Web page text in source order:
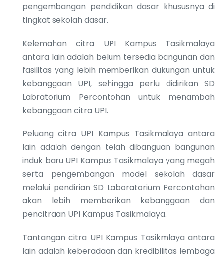
pengembangan pendidikan dasar khususnya di
tingkat sekolah dasar.
Kelemahan citra UPI Kampus Tasikmalaya
antara lain adalah belum tersedia bangunan dan
fasilitas yang lebih memberikan dukungan untuk
kebanggaan UPI, sehingga perlu didirikan SD
Labratorium Percontohan untuk menambah
kebanggaan citra UPI.
Peluang citra UPI Kampus Tasikmalaya antara
lain adalah dengan telah dibanguan bangunan
induk baru UPI Kampus Tasikmalaya yang megah
serta pengembangan model sekolah dasar
melalui pendirian SD Laboratorium Percontohan
akan lebih memberikan kebanggaan dan
pencitraan UPI Kampus Tasikmalaya.
Tantangan citra UPI Kampus Tasikmlaya antara
lain adalah keberadaan dan kredibilitas lembaga